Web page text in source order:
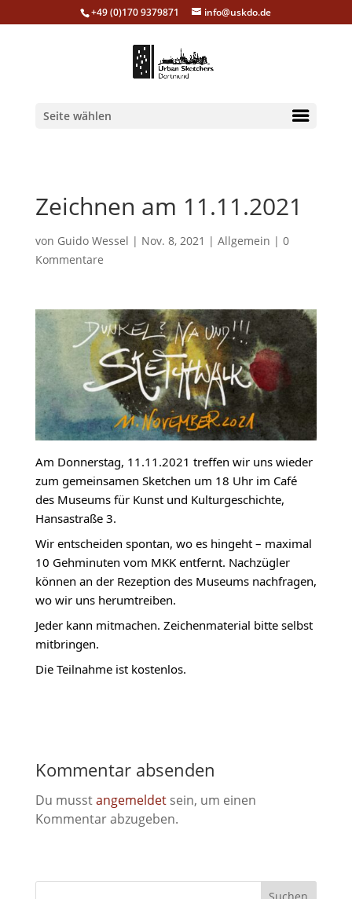
+49 (0)170 9379871 info@uskdo.de
Seite wählen
Zeichnen am 11.11.2021
von Guido Wessel | Nov. 8, 2021 | Allgemein | 0
Kommentare
Am Donnerstag, 11.11.2021 treffen wir uns wieder
zum gemeinsamen Sketchen um 18 Uhr im Café
des Museums für Kunst und Kulturgeschichte,
Hansastraße 3.
Wir entscheiden spontan, wo es hingeht – maximal
10 Gehminuten vom MKK entfernt. Nachzügler
können an der Rezeption des Museums nachfragen,
wo wir uns herumtreiben.
Jeder kann mitmachen. Zeichenmaterial bitte selbst
mitbringen.
Die Teilnahme ist kostenlos.
Kommentar absenden
Du musstangemeldetsein, um einen
Kommentar abzugeben.